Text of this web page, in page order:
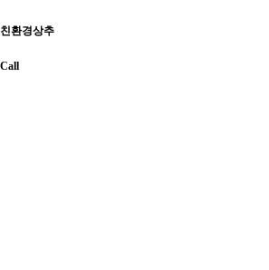
친환경상추
Call